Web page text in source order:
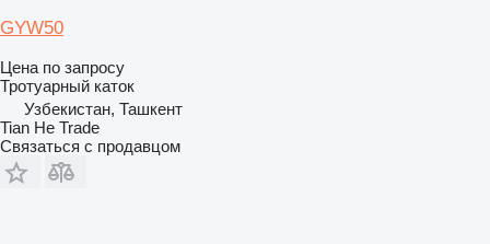
GYW50
Цена по запросу
Тротуарный каток
Узбекистан, Ташкент
Tian He Trade
Связаться с продавцом